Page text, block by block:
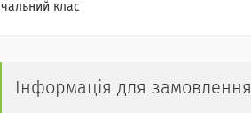
клас
Інформація для замовлення